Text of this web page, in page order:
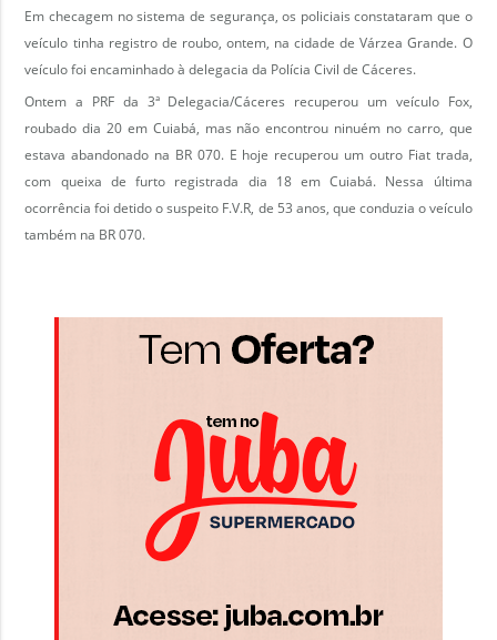
Em checagem no sistema de segurança, os policiais constataram que o
veículo tinha registro de roubo, ontem, na cidade de Várzea Grande. O
veículo foi encaminhado à delegacia da Polícia Civil de Cáceres.
Ontem a PRF da 3ª Delegacia/Cáceres recuperou um veículo Fox,
roubado dia 20 em Cuiabá, mas não encontrou ninuém no carro, que
estava abandonado na BR 070. E hoje recuperou um outro Fiat trada,
com queixa de furto registrada dia 18 em Cuiabá. Nessa última
ocorrência foi detido o suspeito F.V.R, de 53 anos, que conduzia o veículo
também na BR 070.